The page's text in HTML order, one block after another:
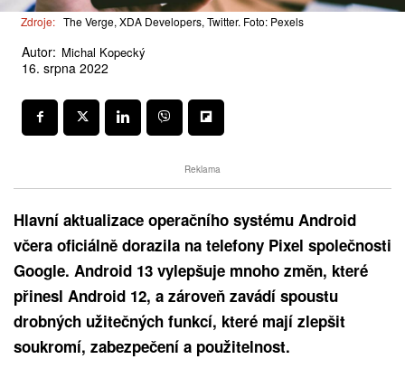
Zdroje: The Verge, XDA Developers, Twitter. Foto: Pexels
Autor: Michal Kopecký
16. srpna 2022
Reklama
Hlavní aktualizace operačního systému Android
včera oficiálně dorazila na telefony Pixel společnosti
Google. Android 13 vylepšuje mnoho změn, které
přinesl Android 12, a zároveň zavádí spoustu
drobných užitečných funkcí, které mají zlepšit
soukromí, zabezpečení a použitelnost.